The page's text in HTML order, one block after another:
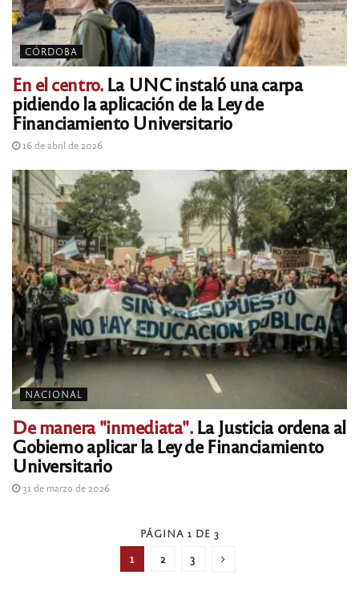
CÓRDOBA
En el centro.La UNC instaló una carpa
pidiendo la aplicación de la Ley de
Financiamiento Universitario
16 de abril de 2026
NACIONAL
De manera "inmediata".La Justicia ordena al
Gobierno aplicar la Ley de Financiamiento
Universitario
31 de marzo de 2026
PÁGINA 1 DE 3
1 2 3